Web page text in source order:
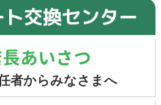
交換センター
あいさつ
者からみなさまへ